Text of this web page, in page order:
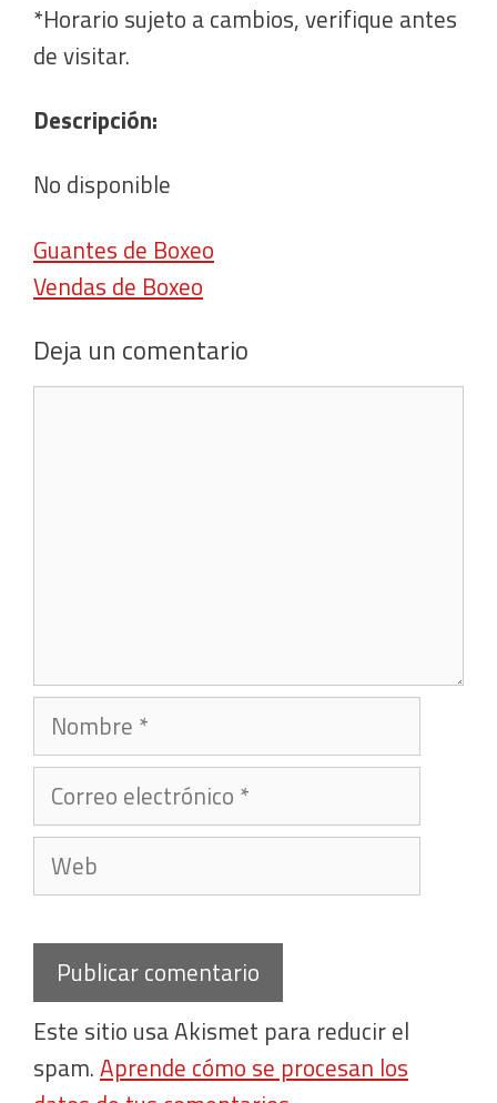
*Horario sujeto a cambios, verifique antes
de visitar.
Descripción:
No disponible
Guantes de Boxeo
Vendas de Boxeo
Deja un comentario
Nombre
Correo
electrónico
Web
Este sitio usa Akismet para reducir el
spam.Aprende cómo se procesan los